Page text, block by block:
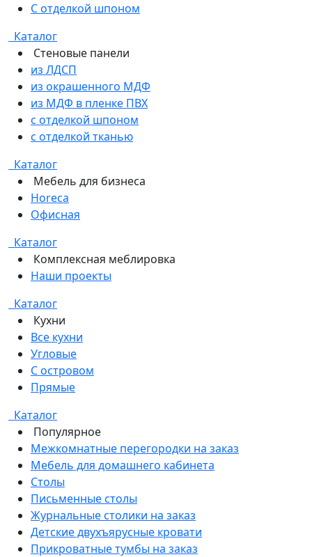
С отделкой шпоном
Каталог
Стеновые панели
из ЛДСП
из окрашенного МДФ
из МДФ в пленке ПВХ
с отделкой шпоном
с отделкой тканью
Каталог
Мебель для бизнеса
Horeca
Офисная
Каталог
Комплексная меблировка
Наши проекты
Каталог
Кухни
Все кухни
Угловые
С островом
Прямые
Каталог
Популярное
Межкомнатные перегородки на заказ
Мебель для домашнего кабинета
Столы
Письменные столы
Журнальные столики на заказ
Детские двухъярусные кровати
Прикроватные тумбы на заказ